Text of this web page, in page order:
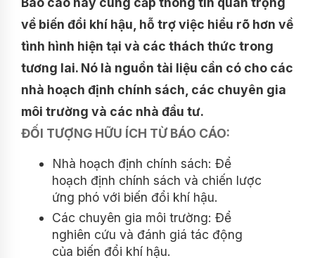
về biến đổi khí hậu, hỗ trợ việc hiểu rõ hơn về
tình hình hiện tại và các thách thức trong
tương lai. Nó là nguồn tài liệu cần có cho các
nhà hoạch định chính sách, các chuyên gia
môi trường và các nhà đầu tư.
ĐỐI TƯỢNG HỮU ÍCH TỪ BÁO CÁO:
Nhà hoạch định chính sách: Để
hoạch định chính sách và chiến lược
ứng phó với biến đổi khí hậu.
Các chuyên gia môi trường: Để
nghiên cứu và đánh giá tác động
của biến đổi khí hậu.